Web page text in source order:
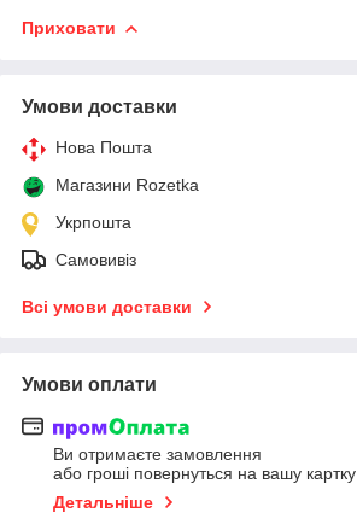
Приховати
Умови доставки
Нова Пошта
Магазини Rozetka
Укрпошта
Самовивіз
Всі умови доставки
Умови оплати
Ви отримаєте замовлення
або гроші повернуться на вашу картку
Детальніше